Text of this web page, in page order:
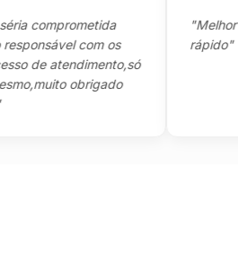
com os
atendimento,só
obrigado
"Melhor
rápido"